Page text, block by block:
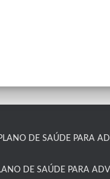
DE SAÚDE PARA
DE SAÚDE PARA